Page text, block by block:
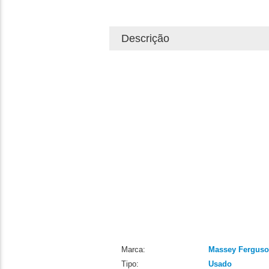
Descrição
Marca:
Massey
Tipo:
Usado